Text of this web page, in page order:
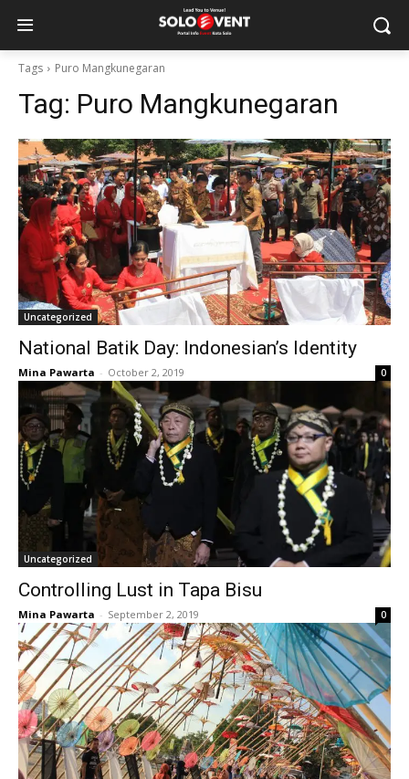
Tags Puro Mangkunegaran
Tag: Puro Mangkunegaran
Uncategorized
National Batik Day: Indonesian’s Identity
Mina Pawarta - October 2, 2019 0
Uncategorized
Controlling Lust in Tapa Bisu
Mina Pawarta - September 2, 2019 0